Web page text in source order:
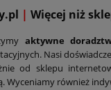
| Więcej niż
aktywne
Nasi
od sklepu
Wyceniamy również